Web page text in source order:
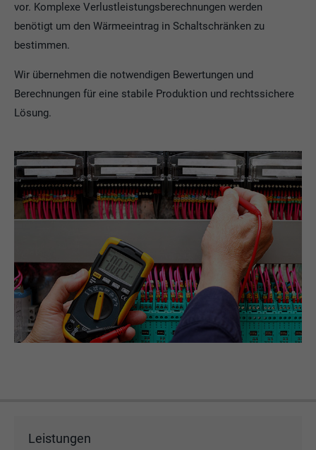
vor. Komplexe Verlustleistungsberechnungen werden
benötigt um den Wärmeeintrag in Schaltschränken zu
bestimmen.
Wir übernehmen die notwendigen Bewertungen und
Berechnungen für eine stabile Produktion und rechtssichere
Lösung.
Leistungen